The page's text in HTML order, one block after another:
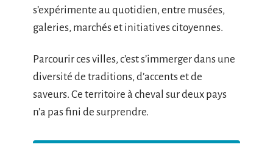
s’expérimente au quotidien, entre musées,
galeries, marchés et initiatives citoyennes.
Parcourir ces villes, c’est s’immerger dans une
diversité de traditions, d’accents et de
saveurs. Ce territoire à cheval sur deux pays
n’a pas fini de surprendre.